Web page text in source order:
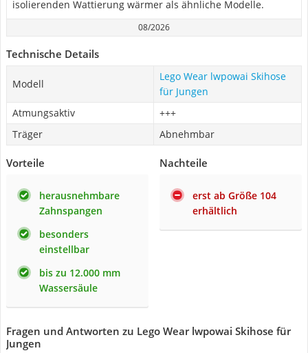
isolierenden Wattierung wärmer als ähnliche Modelle.
08/2026
Technische Details
Modell
Lego Wear lwpowai Skihose
für Jungen
Atmungsaktiv
+++
Träger
Abnehmbar
Vorteile
herausnehmbare
Zahnspangen
besonders
einstellbar
bis zu 12.000 mm
Wassersäule
Nachteile
erst ab Größe 104
erhältlich
Fragen und Antworten zu Lego Wear lwpowai Skihose für
Jungen